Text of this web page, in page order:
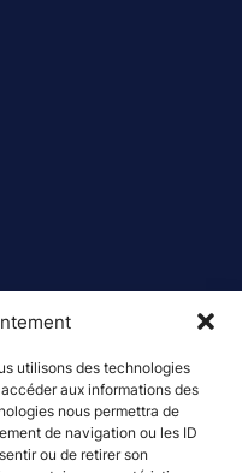
utilisons des technologies
aux informations des
nous permettra de
de navigation ou les ID
ou de retirer son